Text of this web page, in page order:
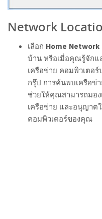
Network
เลือก Home Network
บ้าน หรือเมื่อคุณรู้จัก
เครือข่าย คอมพิวเตอ
กรุ๊ป การค้นพบเครือข่
ช่วยให้คุณสามารถมอ
เครือข่าย และอนุญาต
คอมพิวเตอร์ของคุณ